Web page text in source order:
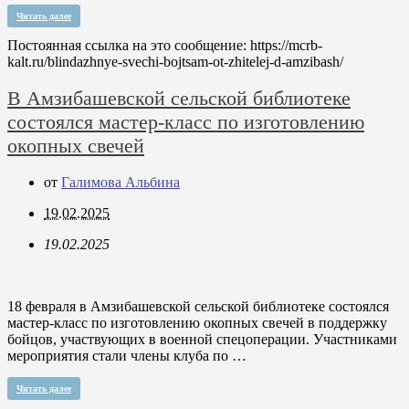
Читать далее
Постоянная ссылка на это сообщение: https://mcrb-
kalt.ru/blindazhnye-svechi-bojtsam-ot-zhitelej-d-amzibash/
В Амзибашевской сельской библиотеке
состоялся мастер-класс по изготовлению
окопных свечей
от Галимова Альбина
19.02.2025
19.02.2025
18 февраля в Амзибашевской сельской библиотеке состоялся
мастер-класс по изготовлению окопных свечей в поддержку
бойцов, участвующих в военной спецоперации. Участниками
мероприятия стали члены клуба по …
Читать далее